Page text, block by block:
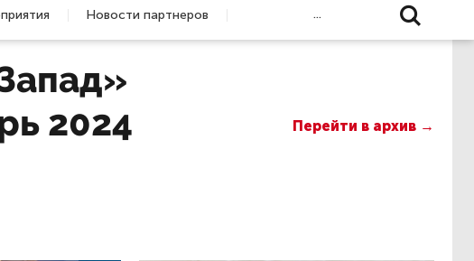
Новости партнеров
...
2024
Перейти в архив →